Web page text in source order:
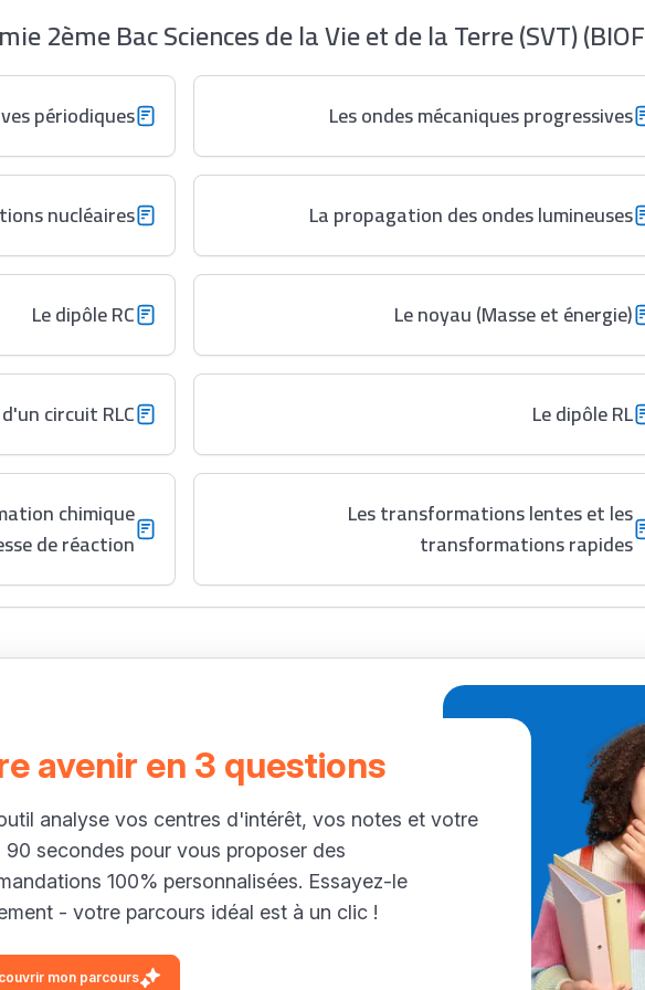
2ème Bac Sciences de la Vie et de la Terre (SVT)
Les ondes mécaniques progressives
périodiques
La propagation des ondes lumineuses
nucléaires
Le noyau (Masse et énergie)
Le dipôle RC
Le dipôle RL
circuit RLC
Les transformations lentes et les
transformations rapides
chimique
de réaction
avenir en 3 questions
analyse vos centres d'intérêt, vos notes et votre
90 secondes pour vous proposer des
100% personnalisées. Essayez-le
- votre parcours idéal est à un clic !
mon parcours